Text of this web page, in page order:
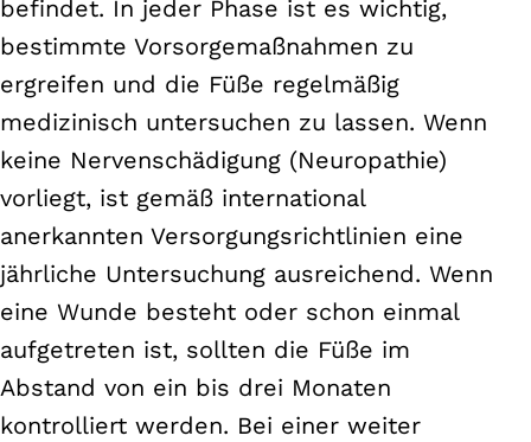
befindet. In jeder Phase ist es wichtig,
bestimmte Vorsorgemaßnahmen zu
ergreifen und die Füße regelmäßig
medizinisch untersuchen zu lassen. Wenn
keine Nervenschädigung (Neuropathie)
vorliegt, ist gemäß international
anerkannten Versorgungsrichtlinien eine
jährliche Untersuchung ausreichend. Wenn
eine Wunde besteht oder schon einmal
aufgetreten ist, sollten die Füße im
Abstand von ein bis drei Monaten
kontrolliert werden. Bei einer weiter